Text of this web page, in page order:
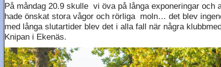
På måndag 20.9 skulle vi öva på långa exponeringar och
hade önskat stora vågor och rörliga moln… det blev
med långa slutartider blev det i alla fall när några
Knipan i Ekenäs.